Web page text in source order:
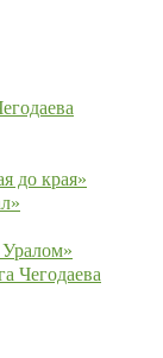
до края»
Чегодаева